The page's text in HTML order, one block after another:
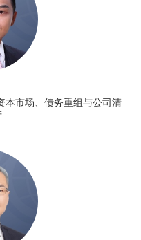
本市场、债务重组与公司清